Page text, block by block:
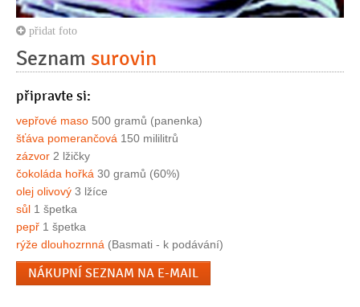
přidat foto
Seznam surovin
připravte si:
vepřové maso 500 gramů (panenka)
šťáva pomerančová 150 mililitrů
zázvor 2 lžičky
čokoláda hořká 30 gramů (60%)
olej olivový 3 lžíce
sůl 1 špetka
pepř 1 špetka
rýže dlouhozrnná (Basmati - k podávání)
NÁKUPNÍ SEZNAM NA E-MAIL